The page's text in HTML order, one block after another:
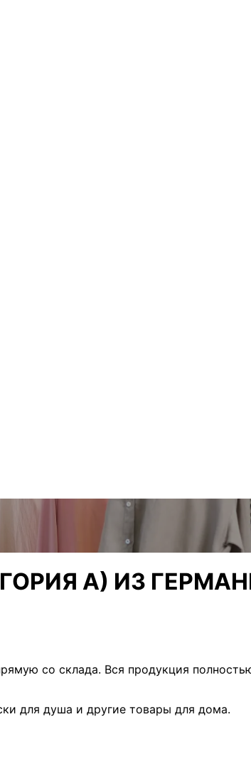
A) ИЗ
со склада. Вся продукция
для душа и другие товары для дома.